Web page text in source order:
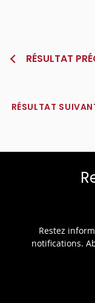
RÉSULTAT
RÉSULTAT
Restez
notifications.